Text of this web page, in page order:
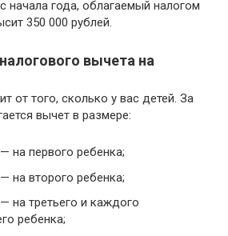
начала года, облагаемый налогом
350 000 рублей.
вычета на
от того, сколько у вас детей. За
вычет в размере:
на первого ребенка;
на второго ребенка;
на третьего и каждого
ребенка;